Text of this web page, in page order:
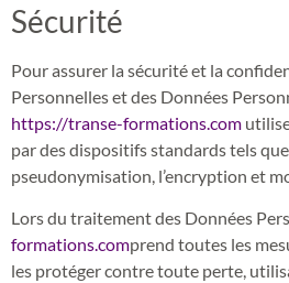
Sécurité
Pour assurer la sécurité et la
Personnelles et des Données
https://transe-formations.com
par des dispositifs standards tels
pseudonymisation, l’encryption et
Lors du traitement des Données
formations.comprend toutes les
les protéger contre toute perte,